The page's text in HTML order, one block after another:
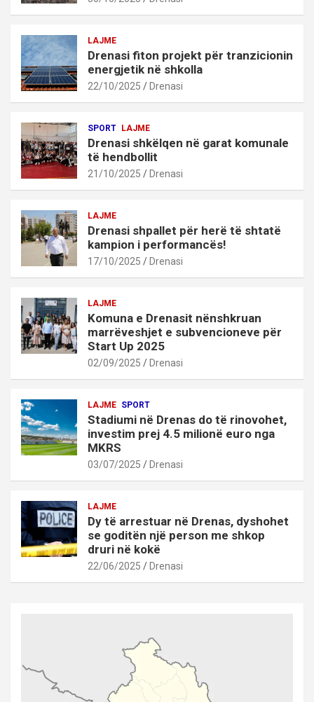
LAJME
Drenasi fiton projekt për tranzicionin
energjetik në shkolla
22/10/2025 Drenasi
SPORT LAJME
Drenasi shkëlqen në garat komunale
të hendbollit
21/10/2025 Drenasi
LAJME
Drenasi shpallet për herë të shtatë
kampion i performancës!
17/10/2025 Drenasi
LAJME
Komuna e Drenasit nënshkruan
marrëveshjet e subvencioneve për
Start Up 2025
02/09/2025 Drenasi
LAJME SPORT
Stadiumi në Drenas do të rinovohet,
investim prej 4.5 milionë euro nga
MKRS
03/07/2025 Drenasi
LAJME
Dy të arrestuar në Drenas, dyshohet
se goditën një person me shkop
druri në kokë
22/06/2025 Drenasi